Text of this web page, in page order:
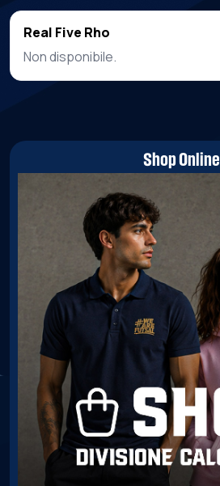
Real Five Rho
Non disponibile.
Shop Online